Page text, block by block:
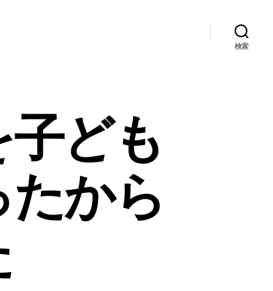
検索
ども
から